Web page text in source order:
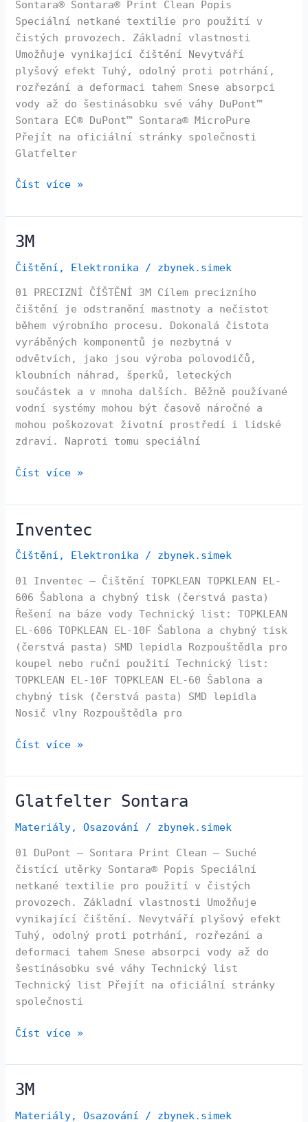
Sontara® Sontara® Print Clean Popis
Speciální netkané textilie pro použití v
čistých provozech. Základní vlastnosti
Umožňuje vynikající čištění Nevytváří
plyšový efekt Tuhý, odolný proti potrhání,
rozřezání a deformaci tahem Snese absorpci
vody až do šestinásobku své váhy DuPont™
Sontara EC® DuPont™ Sontara® MicroPure
Přejít na oficiální stránky společnosti
Glatfelter
Číst více »
3M
Čištění , Elektronika / zbynek.simek
01 PRECIZNÍ ČÍŠTĚNÍ 3M Cílem precizního
čištění je odstranění mastnoty a nečistot
během výrobního procesu. Dokonalá čistota
vyráběných komponentů je nezbytná v
odvětvích, jako jsou výroba polovodičů,
kloubních náhrad, šperků, leteckých
součástek a v mnoha dalších. Běžně používané
vodní systémy mohou být časově náročné a
mohou poškozovat životní prostředí i lidské
zdraví. Naproti tomu speciální
3M
Číst více »
Inventec
Čištění , Elektronika / zbynek.simek
01 Inventec – Čištění TOPKLEAN TOPKLEAN EL-
606 Šablona a chybný tisk (čerstvá pasta)
Řešení na báze vody Technický list: TOPKLEAN
EL-606 TOPKLEAN EL-10F Šablona a chybný tisk
(čerstvá pasta) SMD lepidla Rozpouštědla pro
koupel nebo ruční použití Technický list:
TOPKLEAN EL-10F TOPKLEAN EL-60 Šablona a
chybný tisk (čerstvá pasta) SMD lepidla
Nosič vlny Rozpouštědla pro
Inventec
Číst více »
Glatfelter Sontara
Materiály,Osazování / zbynek.simek
01 DuPont – Sontara Print Clean – Suché
čistící utěrky Sontara® Popis Speciální
netkané textilie pro použití v čistých
provozech. Základní vlastnosti Umožňuje
vynikající čištění. Nevytváří plyšový efekt
Tuhý, odolný proti potrhání, rozřezání a
deformaci tahem Snese absorpci vody až do
šestinásobku své váhy Technický list
Technický list Přejít na oficiální stránky
společnosti
Glatfelter
Číst více »
3M
Materiály,Osazování / zbynek.simek
3M